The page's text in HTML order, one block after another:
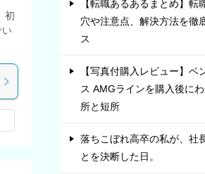
初
【転職あるあるまとめ】転
穴や注意点、解決方法を徹
ス
【写真付購入レビュー】ベ
ス AMGラインを購入後に
所と短所
落ちこぼれ高卒の私が、社
とを決断した日。